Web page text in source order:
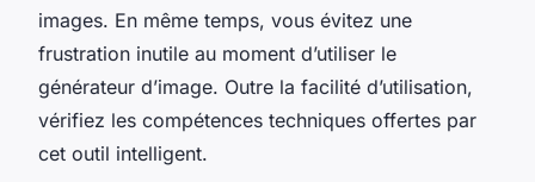
images. En même temps, vous évitez une
frustration inutile au moment d’utiliser le
générateur d’image. Outre la facilité d’utilisation,
vérifiez les compétences techniques offertes par
cet outil intelligent.